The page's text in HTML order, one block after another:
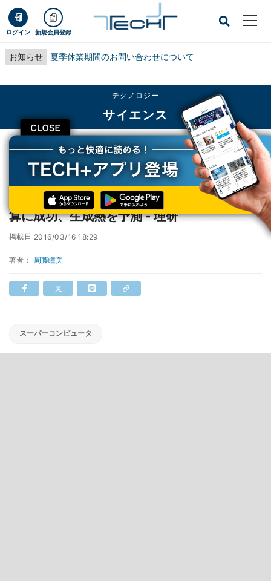
ログイン 新規会員登録
お知らせ 夏季休業期間のお問い合わせについて
CLOSE
テクノロジー
サイエンス
TECH+ テクノロジー
サイエンス
「京」でフラーレン分子の高精度電子状態計算に成功、生成熱を予測 - 理研
「京」でフラーレン分子の高精度電子状態計
算に成功、生成熱を予測 - 理研
掲載日 2016/03/16 18:29
著者： 周藤瞳美
スーパーコンピュータ